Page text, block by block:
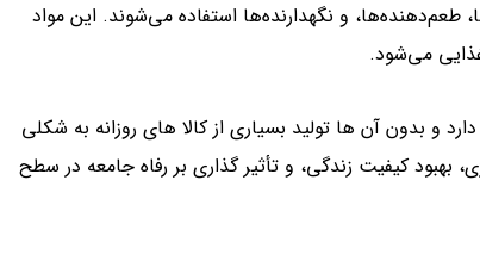
طعم‌دهنده‌ها، و نگهدارنده‌ها استفاده می‌شوند. این مواد
مي‌شود.
و بدون آن ها توليد بسيارى از كالا هاى روزانه به شكلى
بهبود كيفيت زندگى، و تأثير گذارى بر رفاه جامعه در سطح